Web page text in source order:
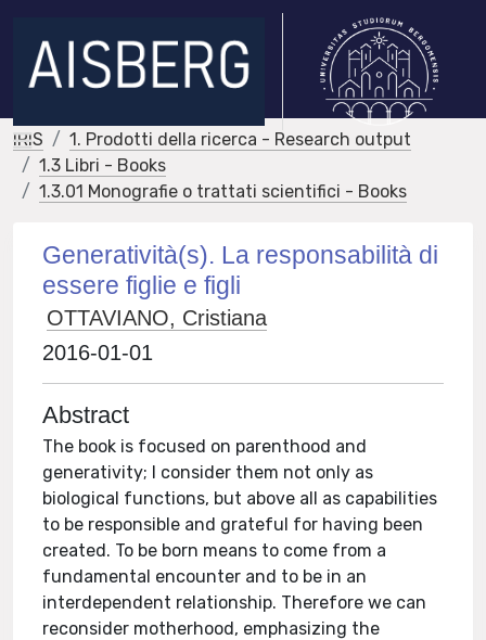
IRIS
1. Prodotti della ricerca - Research output
1.3 Libri - Books
1.3.01 Monografie o trattati scientifici - Books
Generatività(s). La responsabilità di
essere figlie e figli
OTTAVIANO, Cristiana
2016-01-01
Abstract
The book is focused on parenthood and
generativity; I consider them not only as
biological functions, but above all as capabilities
to be responsible and grateful for having been
created. To be born means to come from a
fundamental encounter and to be in an
interdependent relationship. Therefore we can
reconsider motherhood, emphasizing the